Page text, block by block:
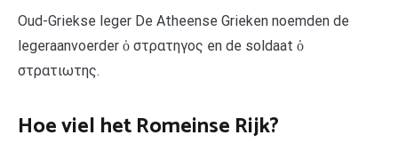
Oud-Griekse leger De Atheense Grieken noemden de
legeraanvoerder ὁ στρατηγος en de soldaat ὁ
στρατιωτης.
Hoe viel het Romeinse Rijk?